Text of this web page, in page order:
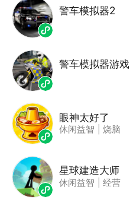
警车模拟器2
警车模拟器游戏
眼神太好了
休闲益智 烧脑
星球建造大师
休闲益智 经营